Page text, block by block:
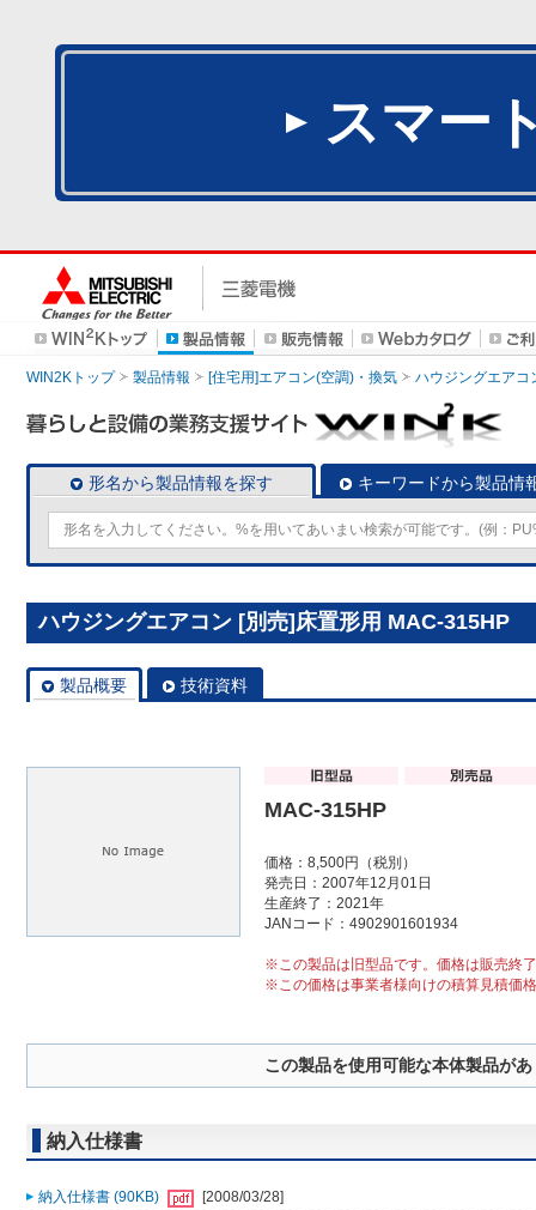
スマー
WIN2Kトップ 製品情報 [住宅用]エアコン(空調)・換気 ハウジングエアコ
形名から製品情報を探す キーワードから製品情
ハウジングエアコン [別売]床置形用 MAC-315HP
製品概要 技術資料
MAC-315HP
価格：8,500円（税別）
発売日：2007年12月01日
生産終了：2021年
JANコード：4902901601934
※この製品は旧型品です。価格は販売終
※この価格は事業者様向けの積算見積価
この製品を使用可能な本体製品が
納入仕様書
納入仕様書 (90KB) [2008/03/28]